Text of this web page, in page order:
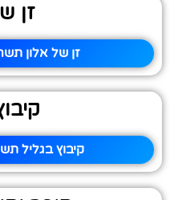
זן
זן של אלון
קיבוץ בגליל